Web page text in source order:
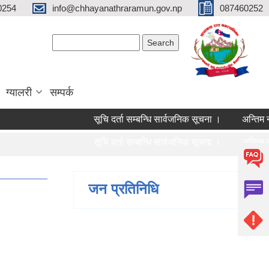
info@chhayanathraramun.gov.np 087460252
ग्यालरी सम्पर्क
सूचि दर्ता सम्बन्धि सार्वजनिक सूचना । अन्तिम
जन प्रतिनिधि